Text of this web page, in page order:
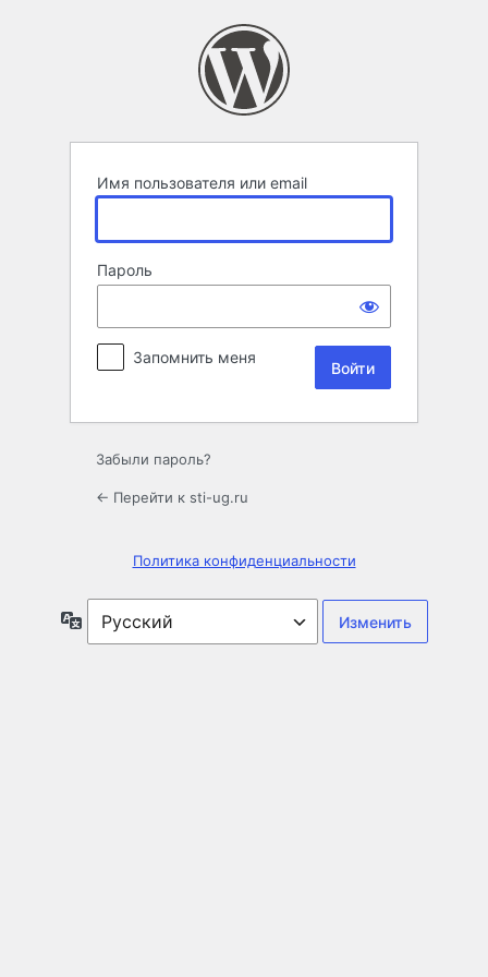
Имя пользователя или email
Пароль
Запомнить меня
Забыли пароль?
← Перейти к sti-ug.ru
Политика конфиденциальности
Язык